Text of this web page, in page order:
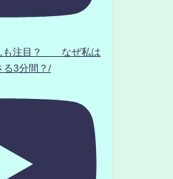
も注目？ なぜ私は
る3分間？/